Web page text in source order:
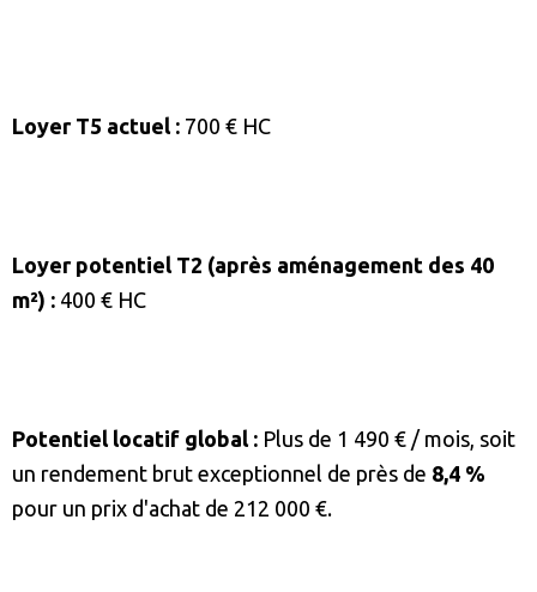
Loyer T5 actuel : 700 € HC
Loyer potentiel T2 (après aménagement des 40
m²) : 400 € HC
Potentiel locatif global : Plus de 1 490 € / mois, soit
un rendement brut exceptionnel de près de 8,4 %
pour un prix d'achat de 212 000 €.